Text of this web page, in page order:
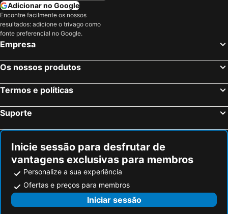
Adicionar no Google
Encontre facilmente os nossos
resultados: adicione o trivago como
fonte preferencial no Google.
Empresa
Os nossos produtos
Termos e políticas
Suporte
Inicie sessão para desfrutar de
vantagens exclusivas para membros
Personalize a sua experiência
Ofertas e preços para membros
Iniciar sessão